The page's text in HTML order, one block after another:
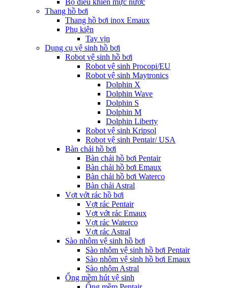
Bộ điều khiển mực nước
Thang hồ bơi
Thang hồ bơi inox Emaux
Phụ kiện
Tay vịn
Dụng cụ vệ sinh hồ bơi
Robot vệ sinh hồ bơi
Robot vệ sinh Procopi/EU
Robot vệ sinh Maytronics
Dolphin X
Dolphin Wave
Dolphin S
Dolphin M
Dolphin Liberty
Robot vệ sinh Kripsol
Robot vệ sinh Pentair/ USA
Bàn chải hồ bơi
Bàn chải hồ bơi Pentair
Bàn chải hồ bơi Emaux
Bàn chải hồ bơi Waterco
Bàn chải Astral
Vợt vớt rác hồ bơi
Vợt rác Pentair
Vợt vớt rác Emaux
Vợt rác Waterco
Vợt rác Astral
Sào nhôm vệ sinh hồ bơi
Sào nhôm vệ sinh hồ bơi Pentair
Sào nhôm vệ sinh hồ bơi Emaux
Sào nhôm Astral
Ống mềm hút vệ sinh